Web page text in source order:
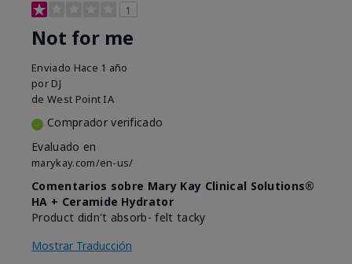
1
Not for me
Enviado Hace 1 año
por DJ
de West Point IA
Comprador verificado
Evaluado en
marykay.com/en-us/
Comentarios sobre Mary Kay Clinical Solutions®
HA + Ceramide Hydrator
Product didn't absorb- felt tacky
Mostrar Traducción